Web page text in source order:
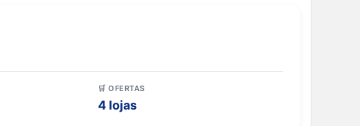
🛒 OFERTAS
4 lojas